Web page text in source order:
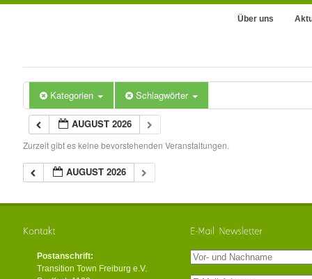
Über uns
Kategorien Schlagwörter
AUGUST 2026
Zurzeit gibt es keine bevorstehenden Veranstaltungen.
AUGUST 2026
Postanschrift:
Transition Town Freiburg e.V.